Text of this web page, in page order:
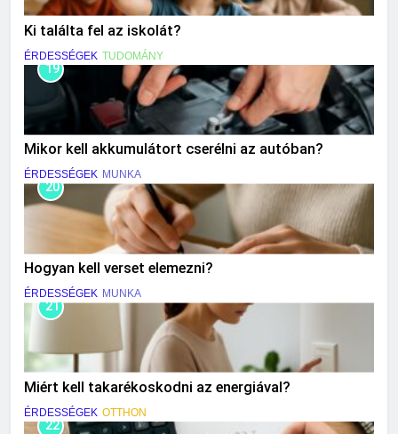
Ki találta fel az iskolát?
ÉRDESSÉGEK TUDOMÁNY
19
Mikor kell akkumulátort cserélni az autóban?
ÉRDESSÉGEK MUNKA
20
Hogyan kell verset elemezni?
ÉRDESSÉGEK MUNKA
21
Miért kell takarékoskodni az energiával?
ÉRDESSÉGEK OTTHON
22